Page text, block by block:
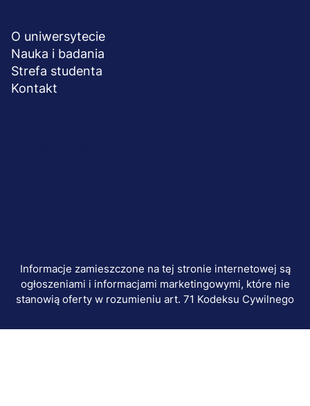
O uniwersytecie
Nauka i badania
Strefa studenta
Kontakt
Informacje zamieszczone na tej stronie internetowej są
ogłoszeniami i informacjami marketingowymi, które nie
stanowią oferty w rozumieniu art. 71 Kodeksu Cywilnego